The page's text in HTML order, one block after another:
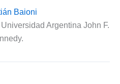
Baioni
Argentina John F.